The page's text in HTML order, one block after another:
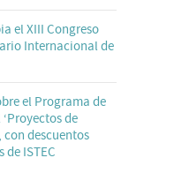
el XIII Congreso
Internacional de
el Programa de
de
con descuentos
ISTEC